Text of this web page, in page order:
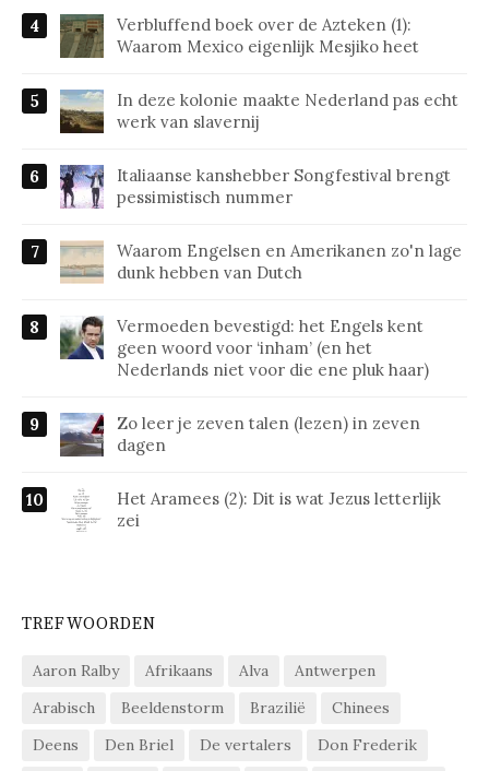
Verbluffend boek over de Azteken (1):
Waarom Mexico eigenlijk Mesjiko heet
In deze kolonie maakte Nederland pas echt
werk van slavernij
Italiaanse kanshebber Songfestival brengt
pessimistisch nummer
Waarom Engelsen en Amerikanen zo'n lage
dunk hebben van Dutch
Vermoeden bevestigd: het Engels kent
geen woord voor ‘inham’ (en het
Nederlands niet voor die ene pluk haar)
Zo leer je zeven talen (lezen) in zeven
dagen
Het Aramees (2): Dit is wat Jezus letterlijk
zei
TREFWOORDEN
Aaron Ralby Afrikaans Alva
Antwerpen
Arabisch
Beeldenstorm Brazilië
Chinees
Deens
Den Briel De vertalers
Don Frederik